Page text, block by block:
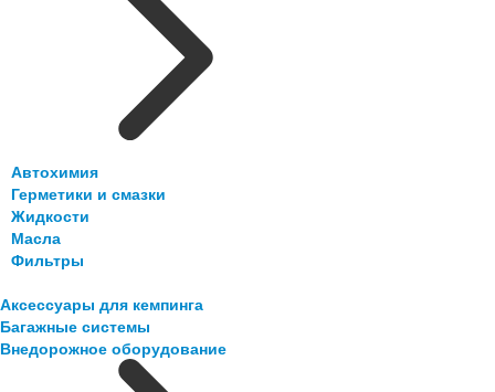
Автохимия
Герметики и смазки
Жидкости
Масла
Фильтры
Аксессуары для кемпинга
Багажные системы
Внедорожное оборудование